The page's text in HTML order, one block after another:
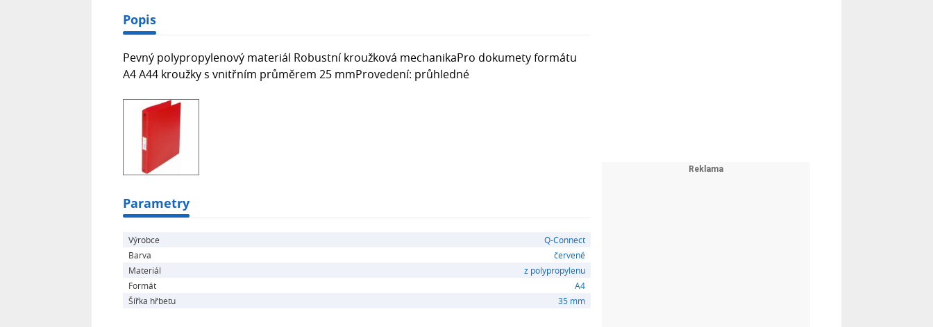
Popis
Pevný polypropylenový materiál Robustní kroužková mechanikaPro dokumety formátu
A4 A44 kroužky s vnitřním průměrem 25 mmProvedení: průhledné
Parametry
Výrobce
Q-Connect
Barva
červené
Materiál
z polypropylenu
Formát
A4
Šířka hřbetu
35 mm